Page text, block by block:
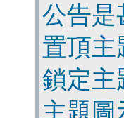
公告是
置頂主
鎖定主
主題圖